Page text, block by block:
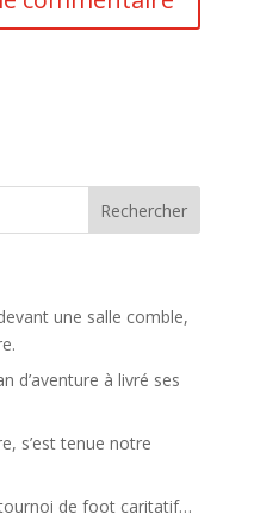
une salle comble,
d’aventure à livré ses
s’est tenue notre
de foot caritatif…